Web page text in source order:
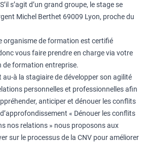
s’agit d’un grand groupe, le stage se
Michel Berthet 69009 Lyon, proche du
organisme de formation est certifié
vous faire prendre en charge via votre
de formation entreprise.
à la stagiaire de développer son agilité
personnelles et professionnelles afin
anticiper et dénouer les conflits
« Dénouer les conflits
nos relations » nous proposons aux
sur le processus de la CNV pour améliorer